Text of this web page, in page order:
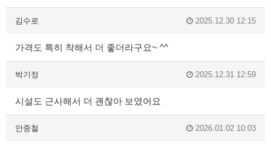
김수로 2025.12.30 12:15
가격도 특히 착해서 더 좋더라구요~ ^^
박기정 2025.12.31 12:59
시설도 근사해서 더 괜찮아 보였어요
안중철 2026.01.02 10:03